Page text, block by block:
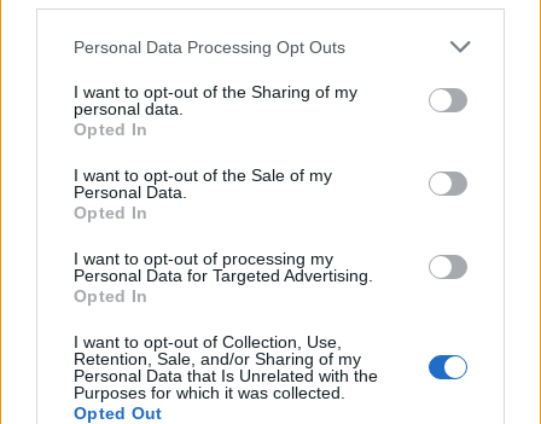
Please note that this website/app uses one or more Google
not limited to your visit or usage behaviour. You may click to
grant or deny consent to Google and its third-party tags to
use your data for below specified purposes in below Google
consent section.
Personal Data Processing Opt Outs
I want to opt-out of the Sharing of my
personal data.
Opted In
I want to opt-out of the Sale of my
Personal Data.
Opted In
I want to opt-out of processing my
Personal Data for Targeted Advertising.
Opted In
I want to opt-out of Collection, Use,
Retention, Sale, and/or Sharing of my
Personal Data that Is Unrelated with the
Purposes for which it was collected.
Opted Out
09.07.20
Διευρυμένο πρόγραμμα, αξιολόγηση
εκπαιδευτικών και μετεγγραφές μαθητών
εκπαίδευση